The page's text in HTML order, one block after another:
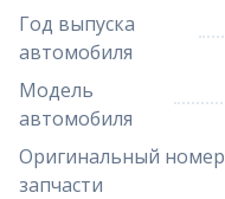
Год выпуска
автомобиля
Модель
автомобиля
Оригинальный номер
запчасти